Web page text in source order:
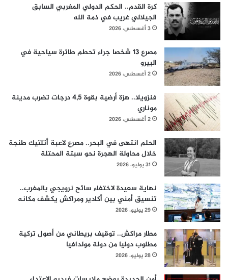
كرة القدم.. الحكم الدولي المغربي السابق
الجيلالي غريب في ذمة الله
3 أغسطس، 2026
مصرع 13 شخصا جراء تحطم طائرة سياحية في
البيرو
2 أغسطس، 2026
فنزويلا.. هزة أرضية بقوة 4,5 درجات تضرب مدينة
موناري
2 أغسطس، 2026
الحلم انتهى في البحر.. مصرع لاعبة أتلتيك طنجة
خلال محاولة الهجرة نحو سبتة المحتلة
31 يوليو، 2026
نهاية سعيدة لاختفاء سائح نرويجي بالمغرب..
تنسيق أمني بين أكادير ومراكش يكشف مكانه
29 يوليو، 2026
مطار مراكش.. توقيف بريطاني من أصول تركية
مطلوب دوليا من دولة مولدافيا
28 يوليو، 2026